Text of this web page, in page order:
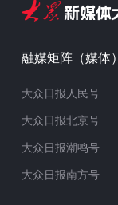
融媒矩阵（媒体）
大众日报人民号
大众日报北京号
大众日报潮鸣号
大众日报南方号